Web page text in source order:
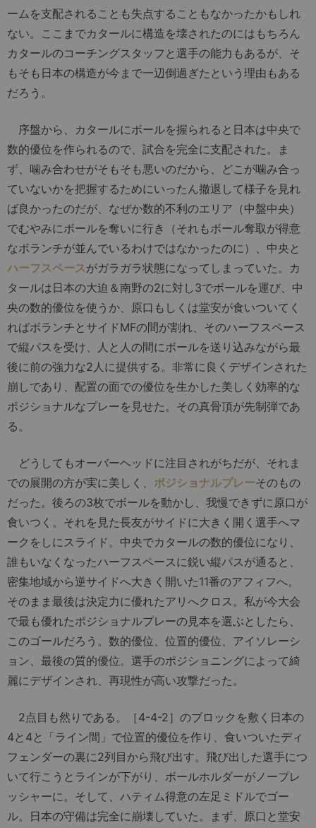
ームを支配されることも失点することもなかったかもしれ
ない。ここまでカタールに構造を壊されたのにはもちろん
カタールのコーチングスタッフと選手の能力もあるが、そ
もそも日本の構造が今まで一辺倒過ぎたという理由もある
だろう。
序盤から、カタールにボールを握られると日本は中央で
数的優位を作られるので、試合を完全に支配された。ま
ず、噛み合わせがそもそも悪いのだから、どこが噛み合っ
ていないかを把握するためにいったん撤退して様子を見れ
ば良かったのだが、なぜか数的不利のエリア（中盤中央）
でむやみにボールを奪いに行き（それもボール奪取が得意
なボランチが並んでいるわけではなかったのに）、中央と
ハーフスペースがガラガラ状態になってしまっていた。カ
タールは日本の大迫＆南野の2に対し3でボールを運び、中
央の数的優位を使うか、原口もしくは堂安が食いついてく
ればボランチとサイドMFの間が割れ、そのハーフスペース
で縦パスを受け、人と人の間にボールを送り込みながら最
後に前の強力な2人に提供する。非常に良くデザインされた
崩しであり、配置の面での優位を生かした美しく効率的な
ポジショナルなプレーを見せた。その真骨頂が先制弾であ
る。
どうしてもオーバーヘッドに注目されがちだが、それま
での展開の方が実に美しく、 ポジショナルプレーそのもの
だった。後ろの3枚でボールを動かし、我慢できずに原口が
食いつく。それを見た長友がサイドに大きく開く選手へマ
ークをしにスライド。中央でカタールの数的優位になり、
誰もいなくなったハーフスペースに鋭い縦パスが通ると、
密集地域から逆サイドへ大きく開いた11番のアフィフへ。
そのまま最後は決定力に優れたアリへクロス。私が今大会
で最も優れたポジショナルプレーの見本を選ぶとしたら、
このゴールだろう。数的優位、位置的優位、アイソレーシ
ョン、最後の質的優位。選手のポジショニングによって綺
麗にデザインされ、再現性が高い攻撃だった。
2点目も然りである。［4-4-2］のブロックを敷く日本の
4と4と「ライン間」で位置的優位を作り、食いついたディ
フェンダーの裏に2列目から飛び出す。飛び出した選手につ
いて行こうとラインが下がり、ボールホルダーがノープレ
ッシャーに。そして、ハティム得意の左足ミドルでゴー
ル。日本の守備は完全に崩壊していた。まず、原口と堂安